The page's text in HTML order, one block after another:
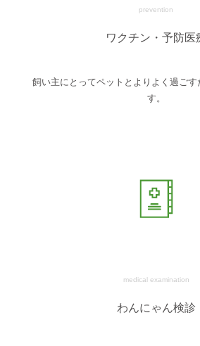
prevention
ワクチン・予防医
飼い主にとってペットとよりよく過ご
す。
medical examination
わんにゃん検診